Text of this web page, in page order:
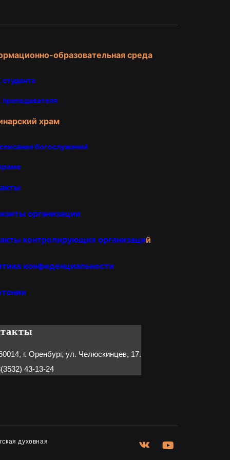
образовательная среда
храм
богослужений
организации
контролирующих организаций
конфиденциальности
г. Оренбург, ул. Челюскинцев, 17.
43-13-24
духовная